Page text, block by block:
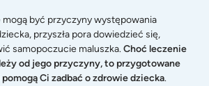
mogą być przyczyny występowania
przyszła pora dowiedzieć się,
samopoczucie maluszka.Choć leczenie
od jego przyczyny, to przygotowane
Ci zadbać o zdrowie dziecka.